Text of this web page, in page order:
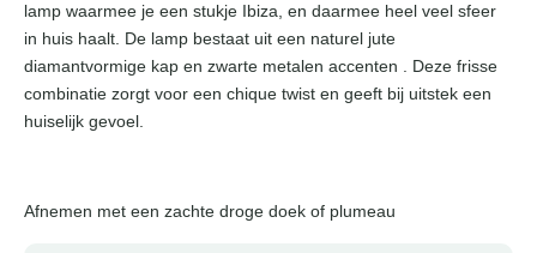
lamp waarmee je een stukje Ibiza, en daarmee heel veel sfeer
in huis haalt. De lamp bestaat uit een naturel jute
diamantvormige kap en zwarte metalen accenten . Deze frisse
combinatie zorgt voor een chique twist en geeft bij uitstek een
huiselijk gevoel.
Afnemen met een zachte droge doek of plumeau